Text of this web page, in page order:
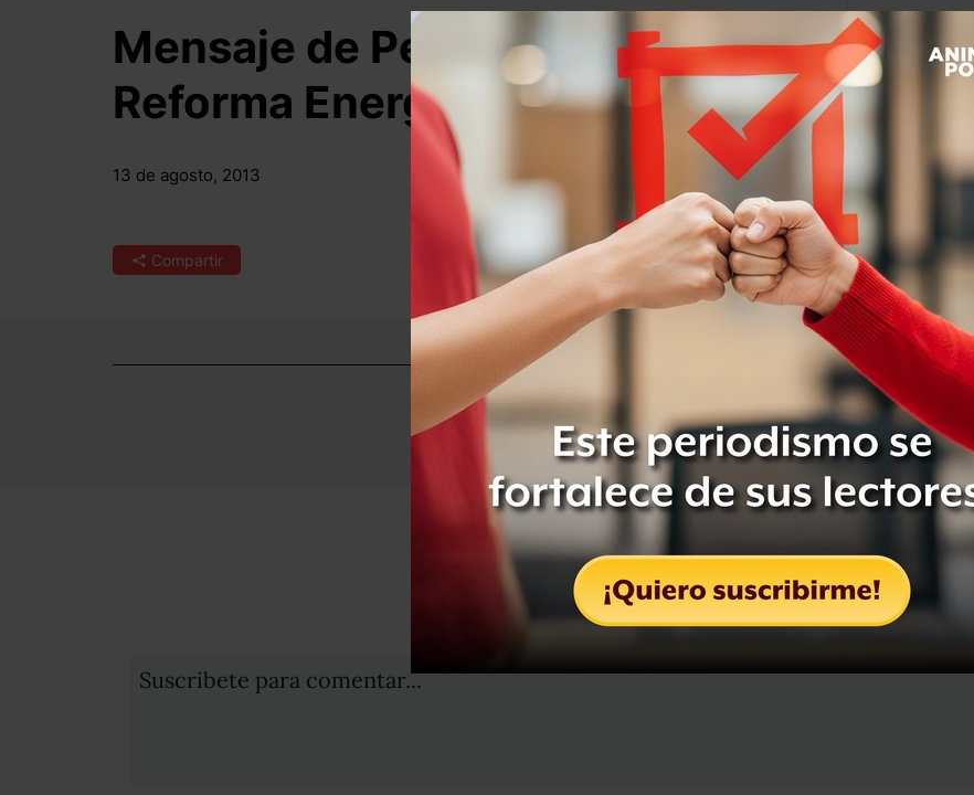
Mensaje de Peña Nieto sobre
Reforma Energética
13 de agosto, 2013
Dulce Ramos
@WikiRamos
Compartir Leer después
Compartir Leer después
OCULTAR COMENTARIOS
Suscribete para comentar...